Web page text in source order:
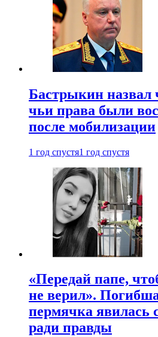
Бастрыкин назвал
чьи права были
после мобилизации
1 год спустя1 год спустя
«Передай папе,
не верил».
пермячка явилась
ради правды